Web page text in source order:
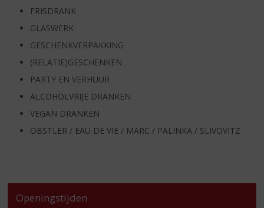
FRISDRANK
GLASWERK
GESCHENKVERPAKKING
(RELATIE)GESCHENKEN
PARTY EN VERHUUR
ALCOHOLVRIJE DRANKEN
VEGAN DRANKEN
OBSTLER / EAU DE VIE / MARC / PALINKA / SLIVOVITZ
Openingstijden